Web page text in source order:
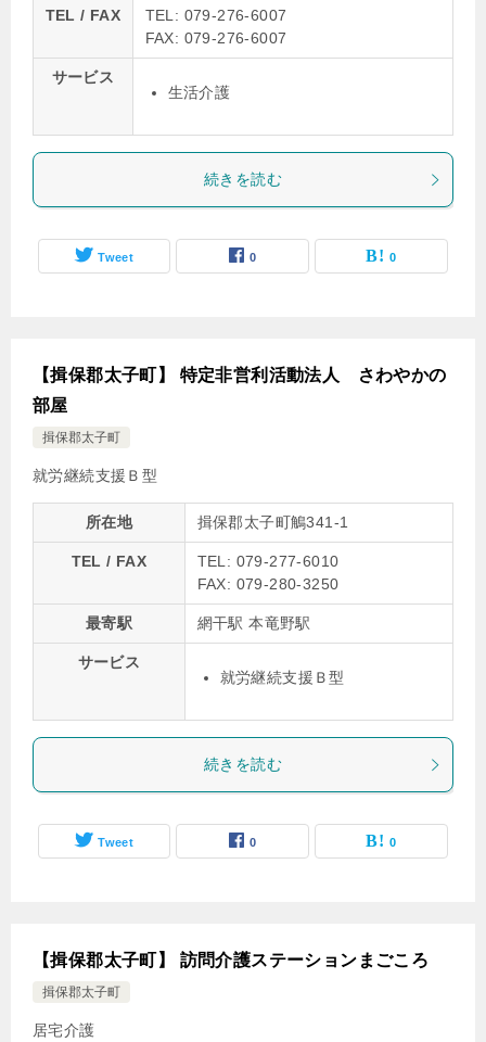
TEL / FAX
TEL: 079-276-6007
FAX: 079-276-6007
サービス
生活介護
続きを読む
Tweet 0 0
【揖保郡太子町】 特定非営利活動法人 さわやかの
部屋
揖保郡太子町
就労継続支援Ｂ型
所在地 揖保郡太子町鵤341-1
TEL / FAX
TEL: 079-277-6010
FAX: 079-280-3250
最寄駅 網干駅 本竜野駅
サービス
就労継続支援Ｂ型
続きを読む
Tweet 0 0
【揖保郡太子町】 訪問介護ステーションまごころ
揖保郡太子町
居宅介護